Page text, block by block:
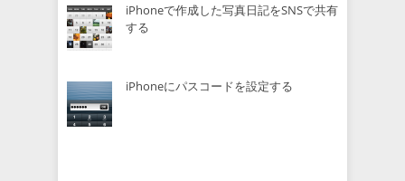
iPhoneで作成した写真日記をSNSで共有
する
iPhoneにパスコードを設定する